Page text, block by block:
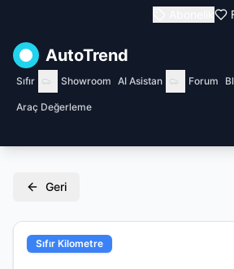
AutoTrend
Sıfır Showroom AI Asistan Forum
Araç Değerleme
Geri
Sıfır Kilometre